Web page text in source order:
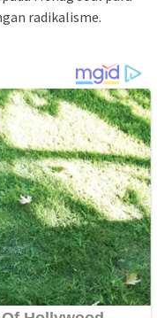
radikalisme.